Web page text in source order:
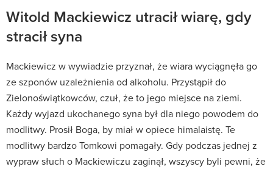
Witold Mackiewicz utracił wiarę, gdy
stracił syna
Mackiewicz w wywiadzie przyznał, że wiara wyciągnęła go
ze szponów uzależnienia od alkoholu. Przystąpił do
Zielonoświątkowców, czuł, że to jego miejsce na ziemi.
Każdy wyjazd ukochanego syna był dla niego powodem do
modlitwy. Prosił Boga, by miał w opiece himalaistę. Te
modlitwy bardzo Tomkowi pomagały. Gdy podczas jednej z
wypraw słuch o Mackiewiczu zaginął, wszyscy byli pewni, że